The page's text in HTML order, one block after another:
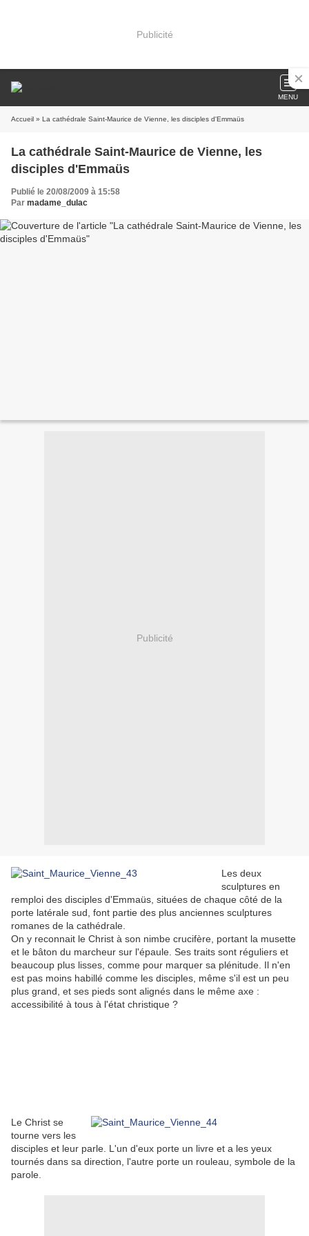
Publicité
MENU
Accueil » La cathédrale Saint-Maurice de Vienne, les disciples d'Emmaüs
La cathédrale Saint-Maurice de Vienne, les
disciples d'Emmaüs
Publié le 20/08/2009 à 15:58
Par madame_dulac
Publicité
Les deux
sculptures en
remploi des disciples d'Emmaüs, situées de chaque côté de la
porte latérale sud, font partie des plus anciennes sculptures
romanes de la cathédrale.
On y reconnait le Christ à son nimbe crucifère, portant la musette
et le bâton du marcheur sur l'épaule. Ses traits sont réguliers et
beaucoup plus lisses, comme pour marquer sa plénitude. Il n'en
est pas moins habillé comme les disciples, même s'il est un peu
plus grand, et ses pieds sont alignés dans le même axe :
accessibilité à tous à l'état christique ?
Le Christ se
tourne vers les
disciples et leur parle. L'un d'eux porte un livre et a les yeux
tournés dans sa direction, l'autre porte un rouleau, symbole de la
parole.